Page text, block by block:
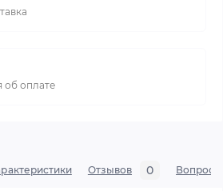
оплате
Отзывов 0 Вопросы